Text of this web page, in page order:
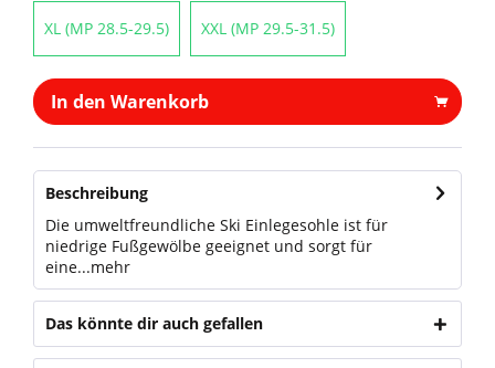
XL (MP 28.5-29.5) XXL (MP 29.5-31.5)
In den Warenkorb
Beschreibung
Die umweltfreundliche Ski Einlegesohle ist für
niedrige Fußgewölbe geeignet und sorgt für
eine...mehr
Das könnte dir auch gefallen